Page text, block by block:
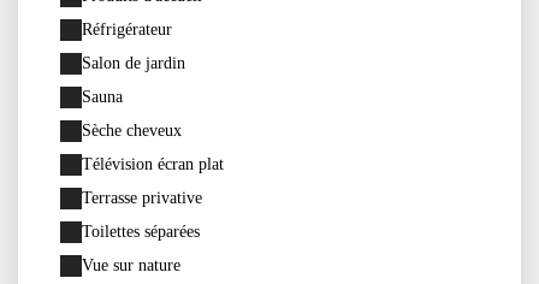
Réfrigérateur
Salon de jardin
Sauna
Sèche cheveux
Télévision écran plat
Terrasse privative
Toilettes séparées
Vue sur nature